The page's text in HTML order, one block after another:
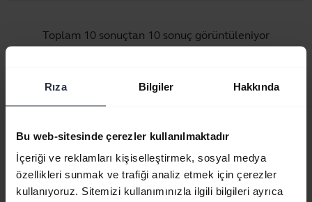
Rıza Bilgiler Hakkında
Bu web-sitesinde çerezler kullanılmaktadır
İçeriği ve reklamları kişiselleştirmek, sosyal medya
özellikleri sunmak ve trafiği analiz etmek için çerezler
kullanıyoruz. Sitemizi kullanımınızla ilgili bilgileri ayrıca
Toplam 10 sonuçtan 10 sonuç görüntüleniyor
Hızlı Başlangıç Kılavuzu
İngilizce